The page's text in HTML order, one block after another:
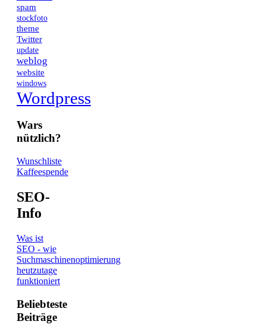
spam
stockfoto
theme
Twitter
update
weblog
website
windows
Wordpress
Wars
nützlich?
Wunschliste
Kaffeespende
SEO-
Info
Was ist
SEO - wie
Suchmaschinenoptimierung
heutzutage
funktioniert
Beliebteste
Beiträge